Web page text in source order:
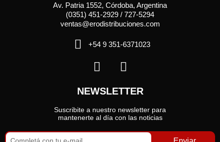
Av. Patria 1552, Córdoba, Argentina
(0351) 451-2929 / 727-5294
ventas@erodistribuciones.com
+54 9 351-6371023
NEWSLETTER
Suscribite a nuestro newsletter para
mantenerte al día con las noticias